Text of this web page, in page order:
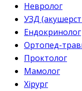
Невролог
УЗД
Ендокринолог
Ортопед-
Проктолог
Мамолог
Хірург